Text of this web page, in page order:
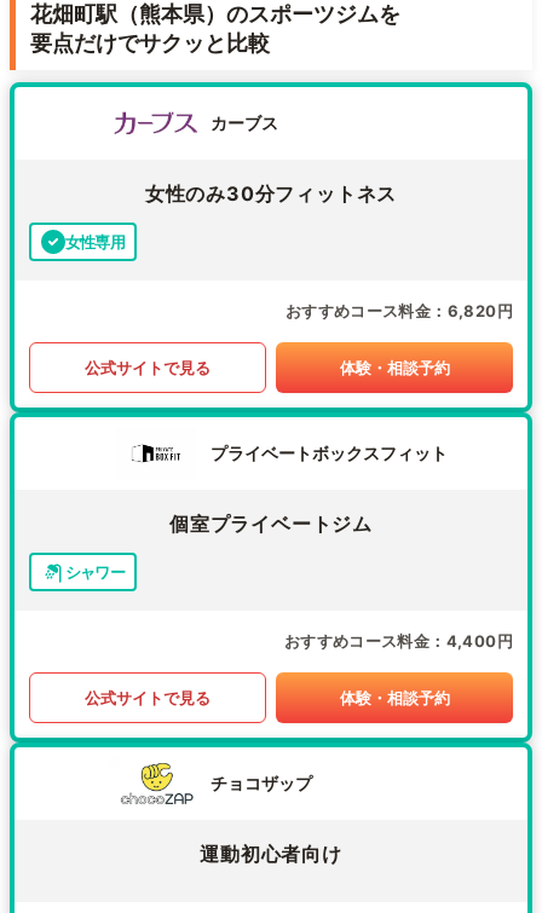
花畑町駅（熊本県）のスポーツジムを
要点だけでサクッと比較
カーブス
女性のみ30分フィットネス
女性専用
おすすめコース料金 6,820円
公式サイトで見る 体験・相談予約
プライベートボックスフィット
個室プライベートジム
シャワー
おすすめコース料金 4,400円
公式サイトで見る 体験・相談予約
チョコザップ
運動初心者向け